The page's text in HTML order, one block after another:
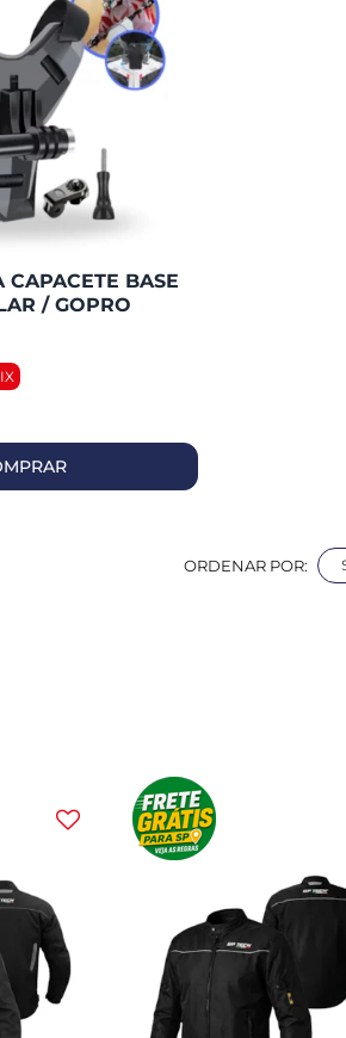
CAPACETE BASE
/ GOPRO
ORDENAR POR: